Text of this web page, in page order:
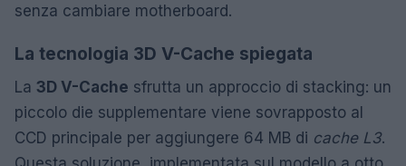
senza cambiare motherboard.
La tecnologia 3D V-Cache spiegata
La 3D V-Cache sfrutta un approccio di stacking: un
piccolo die supplementare viene sovrapposto al
CCD principale per aggiungere 64 MB di cache L3.